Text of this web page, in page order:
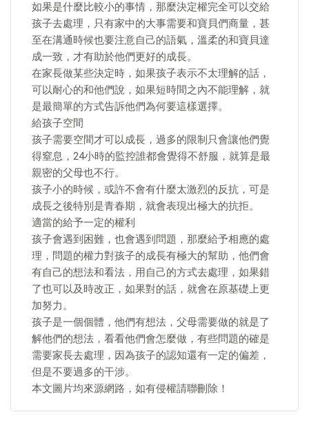
如果是什麼比較小的事情，那麼決定權完全可以交給
孩子去處理，只有家中的大事需要和寶貝們商量，甚
至在溝通時候也要注意自己的語氣，溫柔的和寶貝達
成一致，才有助於他們更好的成長。
在家長做某些決定時，如果孩子表示不太理解的話，
可以耐心的和他們說，如果短時間之內不能理解，就
是最簡單的方式告訴他們為何要這樣選擇。
給孩子空間
孩子需要空間才可以成長，過多的限制只會讓他們覺
得窒息，24小時的監控誰都會覺得不舒服，就算是最
親密的父母也不行。
孩子小的時候，或許不會有什麼太激烈的反抗，可是
成長之後特別是青春期，就會表現出極大的抗拒。
適當的給予一定的權利
孩子會遇到困難，也會遇到問題，那麼給予相應的處
理，問題的權力對孩子的成長有極大的幫助，他們會
有自己的想法和看法，用自己的方式去處理，如果錯
了也可以及時改正，如果對的話，就會在原基礎上更
加努力。
孩子是一個個體，他們有想法，父母需要做的就是了
解他們的想法，看看他們會怎麼做，有些問題的確是
需要家長去處理，因為孩子的認知還有一定的偏差，
但是不要過多的干涉。
本文圖片均來源網路，如有侵權請聯刪除！